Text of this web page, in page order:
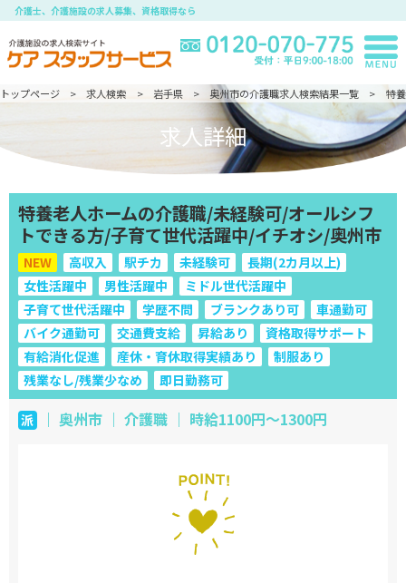
介護士、介護施設の求人募集、資格取得なら
トップページ 求人検索 岩手県 奥州市の介護職求人検索結果一覧 特
求人詳細
特養老人ホームの介護職/未経験可/オールシフ
トできる方/子育て世代活躍中/イチオシ/奥州市
NEW 高収入 駅チカ 未経験可
長期(2カ月以上)
女性活躍中
男性活躍中
ミドル世代活躍中
子育て世代活躍中
学歴不問 ブランクあり可
車通勤可
バイク通勤可
交通費支給 昇給あり
資格取得サポート
有給消化促進
産休・育休取得実績あり
制服あり
残業なし/残業少なめ
即日勤務可
派｜ 奥州市 ｜ 介護職 ｜ 時給1100円～1300円